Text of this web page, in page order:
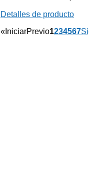
Detalles de producto
« IniciarPrevio1234567